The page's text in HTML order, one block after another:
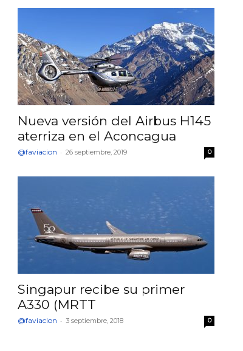
Nueva versión del Airbus H145
aterriza en el Aconcagua
@faviacion - 26 septiembre, 2019 0
Singapur recibe su primer
A330 (MRTT
@faviacion - 3 septiembre, 2018 0